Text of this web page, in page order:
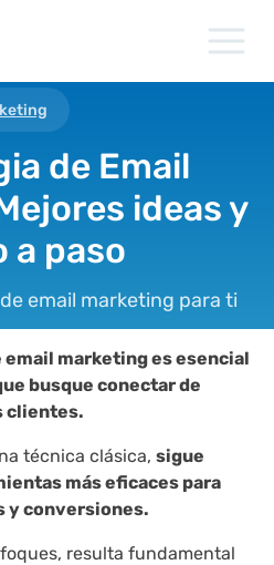
de Email
ideas y
a paso
email marketing para ti
email marketing es esencial
busque conectar de
clientes.
técnica clásica, sigue
más eficaces para
y conversiones.
resulta fundamental